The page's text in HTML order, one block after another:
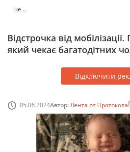
че...
Відстрочка від
який чекає багатодітних
Відключити
05.06.2024Автор:Лента от Протокола